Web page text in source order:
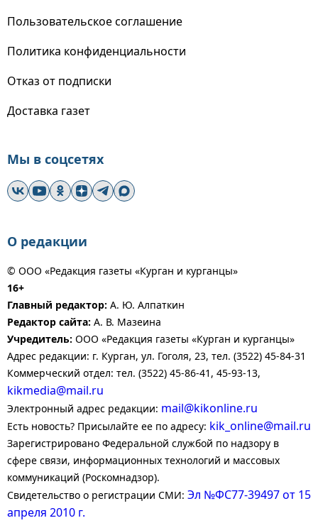
Пользовательское соглашение
Политика конфиденциальности
Отказ от подписки
Доставка газет
Мы в соцсетях
О редакции
© ООО «Редакция газеты «Курган и курганцы»
16+
Главный редактор: А. Ю. Алпаткин
Редактор сайта: А. В. Мазеина
Учредитель: ООО «Редакция газеты «Курган и курганцы»
Адрес редакции: г. Курган, ул. Гоголя, 23, тел. (3522) 45-84-31
Коммерческий отдел: тел. (3522) 45-86-41, 45-93-13,
kikmedia@mail.ru
Электронный адрес редакции: mail@kikonline.ru
Есть новость? Присылайте ее по адресу: kik_online@mail.ru
Зарегистрировано Федеральной службой по надзору в
сфере связи, информационных технологий и массовых
коммуникаций (Роскомнадзор).
Свидетельство о регистрации СМИ: Эл №ФС77-39497 от 15
апреля 2010 г.